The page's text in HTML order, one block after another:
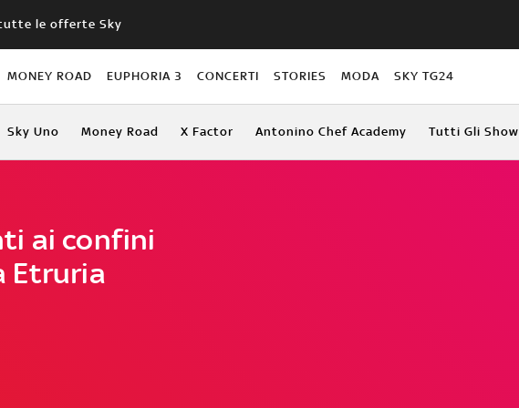
le offerte Sky
MONEY ROAD EUPHORIA 3 CONCERTI STORIES MODA SKY TG24
Sky Uno Money Road X Factor Antonino Chef Academy Tutti Gli Show
ai confini
Etruria